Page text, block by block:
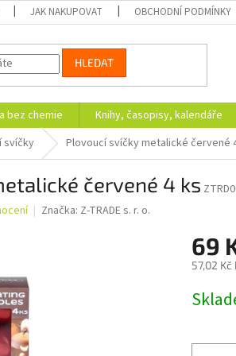
JAK NAKUPOVAT OBCHODNÍ PODMÍNKY
HLEDAT
bez chemie Knihy, časopisy, kalendáře
svíčky Plovoucí svíčky metalické červené
červené 4 ks
Značka: Z-TRADE s. r. o.
69
57,02 Kč
cena: